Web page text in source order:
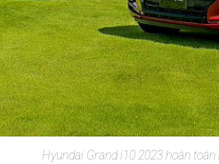
Hyundai Grand i10 2023 hoàn toàn